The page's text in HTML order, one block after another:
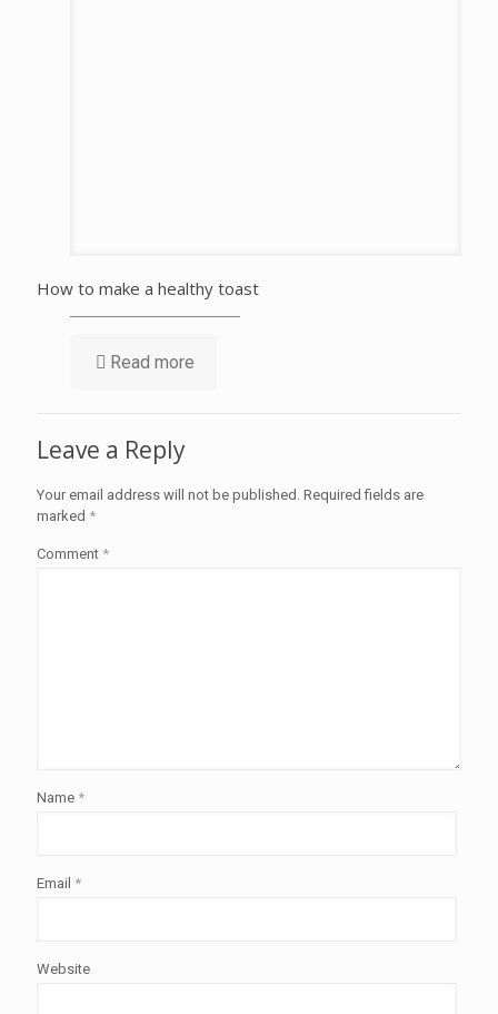
How to make a healthy toast
Read more
Leave a Reply
Your email address will not be published. Required fields are
marked *
Comment *
Name *
Email *
Website